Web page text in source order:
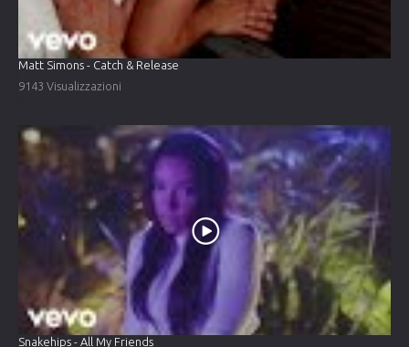
Matt Simons - Catch & Release
9143 Visualizzazioni
Snakehips - All My Friends